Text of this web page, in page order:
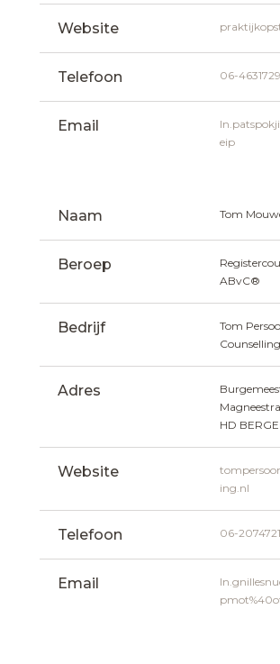
Website
Telefoon 06-
Email
eip
Naam Tom
Beroep
ABvC®
Bedrijf
Tom
Counselling
Adres
HD
Website
ing.nl
Telefoon 06-
Email